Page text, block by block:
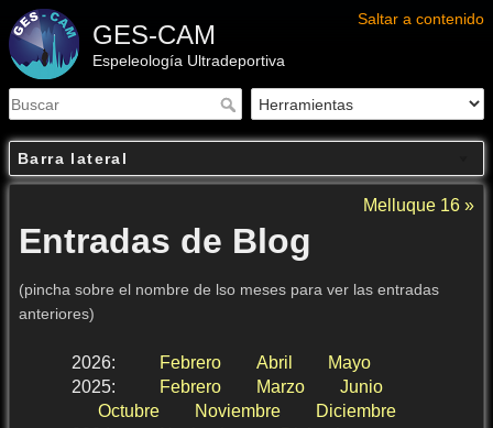
Saltar a contenido
GES-CAM
Espeleología Ultradeportiva
Barra lateral
Melluque 16 »
Entradas de Blog
(pincha sobre el nombre de lso meses para ver las entradas
anteriores)
2026: Febrero Abril
Mayo
2025: Febrero Marzo
Junio
Octubre
Noviembre
Diciembre